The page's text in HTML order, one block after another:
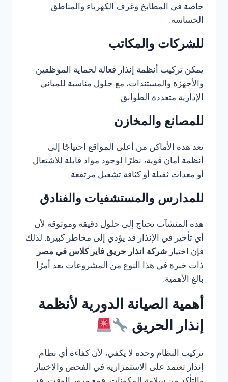
خاصة في المطابخ وغرف الكهرباء والمناطق
الحساسة.
للشركات والمكاتب
يمكن تركيب أنظمة إنذار فعالة لحماية الموظفين
والأجهزة والمستندات، مع حلول مناسبة للمباني
الإدارية متعددة الطوابق.
للمصانع والمخازن
تعد هذه الأماكن من أعلى المواقع احتياجًا إلى
أنظمة أمان قوية، نظرًا لوجود مواد قابلة للاشتعال
أو معدات ثقيلة أو كثافة تشغيل مرتفعة.
للمدارس والمستشفيات والفنادق
هذه المنشآت تحتاج إلى حلول دقيقة وموثوقة لأن
أي تأخير في الإنذار قد يؤدي إلى مخاطر كبيرة. لذلك
فإن اختيار شركة انذار حريق فاير كلاس في مصر
ذات خبرة في هذا النوع من المشروعات يعد أمرًا
بالغ الأهمية.
أهمية الصيانة الدورية لأنظمة
إنذار الحريق
تركيب النظام وحده لا يكفي، لأن كفاءة أي نظام
إنذار تعتمد على الاستمرارية في الفحص والاختبار